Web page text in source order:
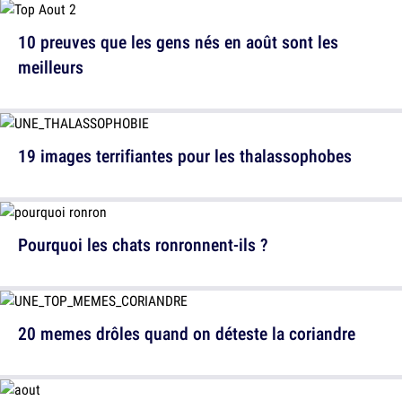
10 preuves que les gens nés en août sont les
meilleurs
Pourquoi les chats ronronnent-ils ?
19 images terrifiantes pour les thalassophobes
20 memes drôles quand on déteste la coriandre